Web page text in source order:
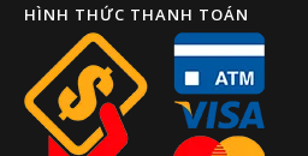
HÌNH THỨC THANH TOÁN